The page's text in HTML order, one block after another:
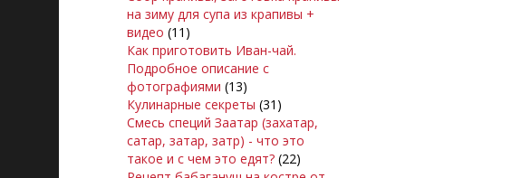
== Кнопка Группы ==
…
на зиму для супа из крапивы +
видео (11)
Как приготовить Иван-чай.
Подробное описание с
фотографиями (13)
Кулинарные секреты (31)
Смесь специй Заатар (захатар,
сатар, затар, затр) - что это
такое и с чем это едят? (22)